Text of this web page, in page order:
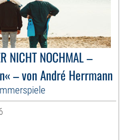
NICHT NOCHMAL –
– von André Herrmann